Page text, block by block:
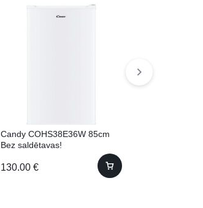
Candy COHS38E36W 85cm
Bez saldētavas!
130.00 €